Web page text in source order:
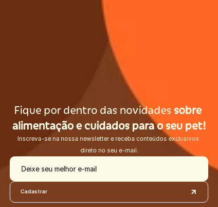
Fique por dentro das novidades sobre
alimentação e cuidados para o seu pet!
Inscreva-se na nossa newsletter e receba conteúdos exclusivos
direto no seu e-mail.
Deixe seu melhor e-mail
Cadastrar